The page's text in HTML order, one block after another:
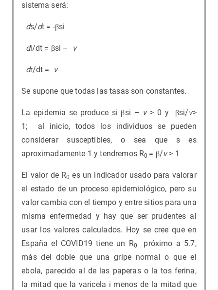
sistema será:
ds/dt = -βsi
di/dt = βsi – v
dr/dt = v
Se supone que todas las tasas son constantes.
La epidemia se produce si βsi – v> 0 y βsi/v>
1; al inicio, todos los individuos se pueden
considerar susceptibles, o sea que s es
aproximadamente 1 y tendremos R0 = β/v> 1
El valor de R0 es un indicador usado para valorar
el estado de un proceso epidemiológico, pero su
valor cambia con el tiempo y entre sitios para una
misma enfermedad y hay que ser prudentes al
usar los valores calculados. Hoy se cree que en
España el COVID19 tiene un R0
próximo a 5.7,
más del doble que una gripe normal o que el
ebola, parecido al de las paperas o la tos ferina,
la mitad que la varicela i menos de la mitad que